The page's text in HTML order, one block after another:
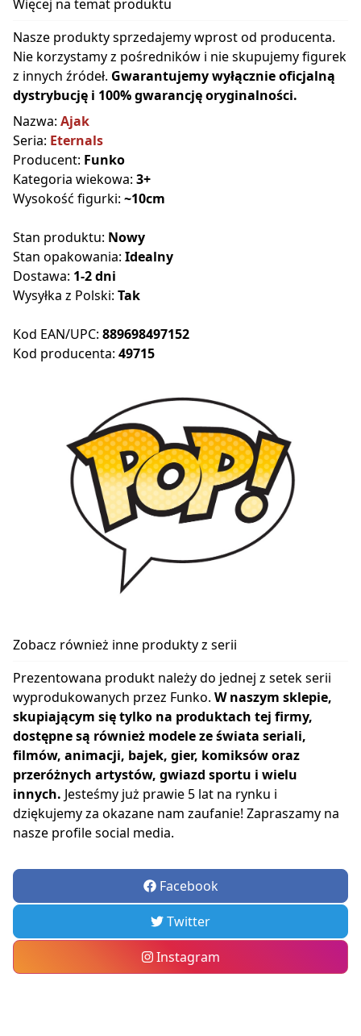
Więcej na temat produktu
Nasze produkty sprzedajemy wprost od producenta.
Nie korzystamy z pośredników i nie skupujemy figurek
z innych źródeł. Gwarantujemy wyłącznie oficjalną
dystrybucję i 100% gwarancję oryginalności.
Nazwa: Ajak
Seria: Eternals
Producent: Funko
Kategoria wiekowa: 3+
Wysokość figurki: ~10cm
Stan produktu: Nowy
Stan opakowania: Idealny
Dostawa: 1-2 dni
Wysyłka z Polski: Tak
Kod EAN/UPC: 889698497152
Kod producenta: 49715
Zobacz również inne produkty z serii
Prezentowana produkt należy do jednej z setek serii
wyprodukowanych przez Funko. W naszym sklepie,
skupiającym się tylko na produktach tej firmy,
dostępne są również modele ze świata seriali,
filmów, animacji, bajek, gier, komiksów oraz
przeróżnych artystów, gwiazd sportu i wielu
innych. Jesteśmy już prawie 5 lat na rynku i
dziękujemy za okazane nam zaufanie! Zapraszamy na
nasze profile social media.
Facebook
Twitter
Instagram